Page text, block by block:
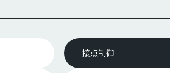
接点制御